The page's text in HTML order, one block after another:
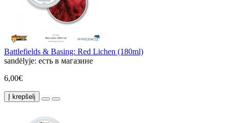
Battlefields & Basing: Red Lichen (180ml)
sandėlyje: есть в магазине
6,00€
Į krepšelį